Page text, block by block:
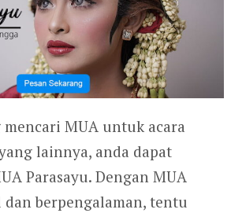
mencari MUA untuk acara
lainnya, anda dapat
Parasayu. Dengan MUA
berpengalaman, tentu